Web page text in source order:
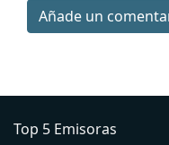
Añade un
Top 5 Emisoras